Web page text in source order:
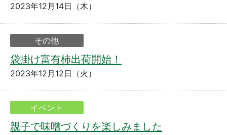
2023年12月14日（木）
その他
袋掛け富有柿出荷開始！
2023年12月12日（火）
イベント
親子で味噌づくりを楽しみました